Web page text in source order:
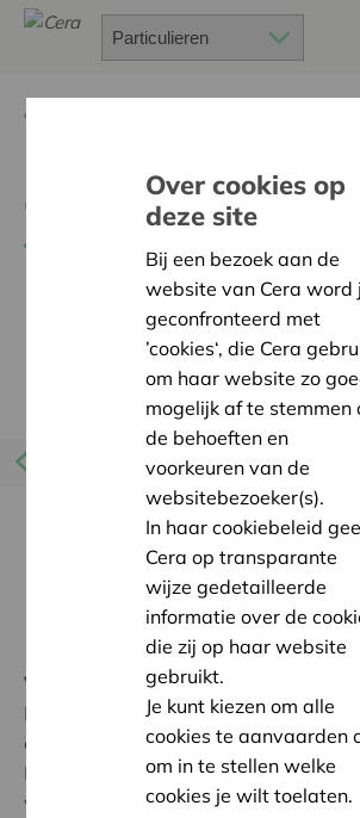
Combekk
Terug naar overzicht
Vlot en handig
Deze
4-delige keukenmessenset
combineert functionaliteit met een
De messen hebben FSC-
van geperste houtvezel en een blad
Over cookies op
deze site
Bij een bezoek aan de
website van Cera word
geconfronteerd met
’cookies‘, die Cera
om haar website zo
mogelijk af te stemmen
de behoeften en
voorkeuren van de
websitebezoeker(s).
In haar cookiebeleid
Cera op transparante
wijze gedetailleerde
informatie over de
die zij op haar website
gebruikt.
Je kunt kiezen om alle
cookies te aanvaarden
om in te stellen welke
cookies je wilt toelaten.